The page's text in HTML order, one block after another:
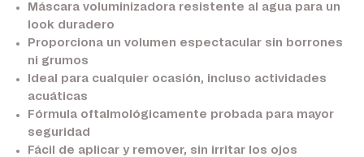
Máscara voluminizadora resistente al agua para un
look duradero
Proporciona un volumen espectacular sin borrones
ni grumos
Ideal para cualquier ocasión, incluso actividades
acuáticas
Fórmula oftalmológicamente probada para mayor
seguridad
Fácil de aplicar y remover, sin irritar los ojos